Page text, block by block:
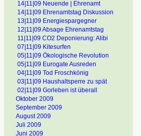
14|11|09 Neuende | Ehrenamt
14|11|09 Ehrenamtstag Diskussion
13|11|09 Energiespargegner
12|11|09 Absage Ehrenamtstag
11|11|09 CO2 Deponierung: Alibi
07|11|09 Kitesurfen
05|11|09 Ökologische Revolution
05|11|09 Eurogate Ausreden
04|11|09 Tod Froschkönig
03|11|09 Haushaltsperre zu spät
02|11|09 Gorleben ist überall
Oktober 2009
September 2009
August 2009
Juli 2009
Juni 2009